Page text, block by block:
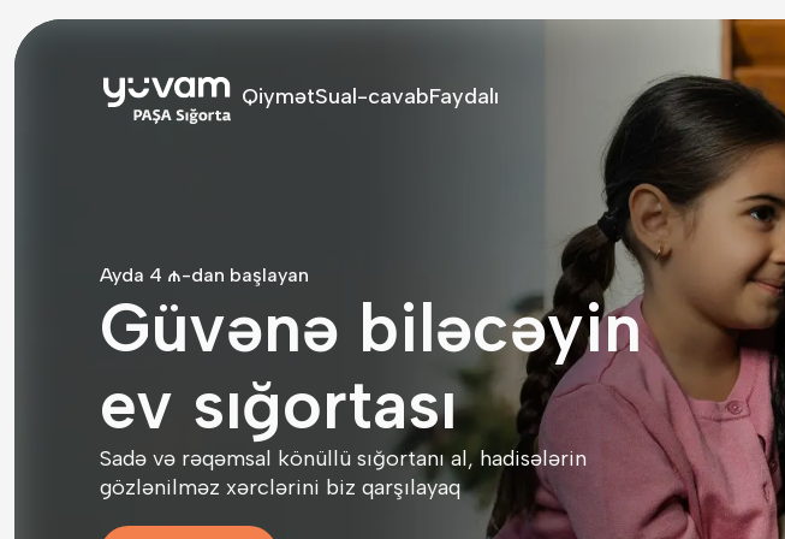
QiymətSual-cavabFaydalı
Ayda 4 ₼-dan başlayan
Güvənə biləcəyin
ev sığortası
Sadə və rəqəmsal könüllü sığortanı al, hadisələrin
gözlənilməz xərclərini biz qarşılayaq